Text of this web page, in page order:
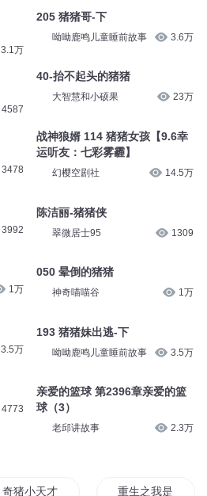
3.1万
4587
3478
3992
1万
3.5万
4773
205 猪猪哥-下
呦呦鹿鸣儿童睡前故事 3.6万
40-抬不起头的猪猪
大智慧和小硕果 23万
战神狼婿 114 猪猪女孩【9.6幸
运听友：七彩雾霾】
幻樱空剧社 14.5万
陈洁丽-猪猪侠
翠微居士95 1309
050 晕倒的猪猪
神奇喵喵谷 1万
193 猪猪妹出逃-下
呦呦鹿鸣儿童睡前故事 3.5万
亲爱的篮球 第2396章亲爱的篮
球（3）
老邱讲故事 2.3万
奇猪小天才 重生之我是只猪